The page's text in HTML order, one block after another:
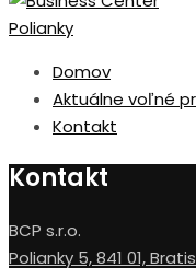
Domov
Aktuálne voľné
Kontakt
Kontakt
BCP s.r.o.
Polianky 5, 841 01,